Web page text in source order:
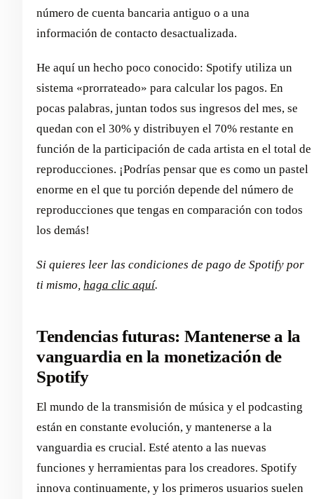
número de cuenta bancaria antiguo o a una
información de contacto desactualizada.
He aquí un hecho poco conocido: Spotify utiliza un
sistema «prorrateado» para calcular los pagos. En
pocas palabras, juntan todos sus ingresos del mes, se
quedan con el 30% y distribuyen el 70% restante en
función de la participación de cada artista en el total de
reproducciones. ¡Podrías pensar que es como un pastel
enorme en el que tu porción depende del número de
reproducciones que tengas en comparación con todos
los demás!
Si quieres leer las condiciones de pago de Spotify por
ti mismo, haga clic aquí.
Tendencias futuras: Mantenerse a la
vanguardia en la monetización de
Spotify
El mundo de la transmisión de música y el podcasting
están en constante evolución, y mantenerse a la
vanguardia es crucial. Esté atento a las nuevas
funciones y herramientas para los creadores. Spotify
innova continuamente, y los primeros usuarios suelen